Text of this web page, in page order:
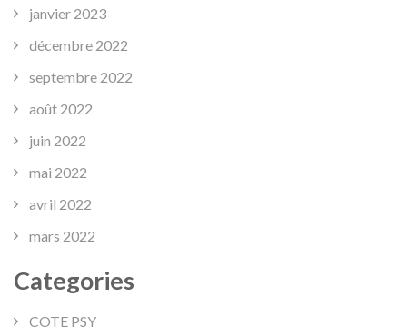
janvier 2023
décembre 2022
septembre 2022
août 2022
juin 2022
mai 2022
avril 2022
mars 2022
Categories
COTE PSY